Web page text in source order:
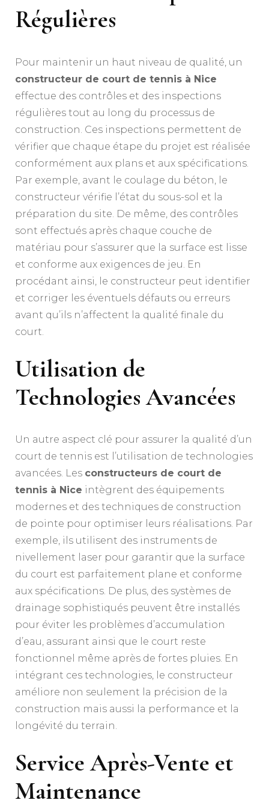
Régulières
Pour maintenir un haut niveau de qualité, un
constructeur de court de tennis à Nice
effectue des contrôles et des inspections
régulières tout au long du processus de
construction. Ces inspections permettent de
vérifier que chaque étape du projet est réalisée
conformément aux plans et aux spécifications.
Par exemple, avant le coulage du béton, le
constructeur vérifie l’état du sous-sol et la
préparation du site. De même, des contrôles
sont effectués après chaque couche de
matériau pour s’assurer que la surface est lisse
et conforme aux exigences de jeu. En
procédant ainsi, le constructeur peut identifier
et corriger les éventuels défauts ou erreurs
avant qu’ils n’affectent la qualité finale du
court.
Utilisation de
Technologies Avancées
Un autre aspect clé pour assurer la qualité d’un
court de tennis est l’utilisation de technologies
avancées. Les constructeurs de court de
tennis à Nice intègrent des équipements
modernes et des techniques de construction
de pointe pour optimiser leurs réalisations. Par
exemple, ils utilisent des instruments de
nivellement laser pour garantir que la surface
du court est parfaitement plane et conforme
aux spécifications. De plus, des systèmes de
drainage sophistiqués peuvent être installés
pour éviter les problèmes d’accumulation
d’eau, assurant ainsi que le court reste
fonctionnel même après de fortes pluies. En
intégrant ces technologies, le constructeur
améliore non seulement la précision de la
construction mais aussi la performance et la
longévité du terrain.
Service Après-Vente et
Maintenance